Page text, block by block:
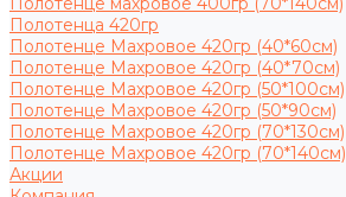
Полотенца 420гр
Полотенце Махровое 420гр (40*60см)
Полотенце Махровое 420гр (40*70см)
Полотенце Махровое 420гр (50*100см)
Полотенце Махровое 420гр (50*90см)
Полотенце Махровое 420гр (70*130см)
Полотенце Махровое 420гр (70*140см)
Акции